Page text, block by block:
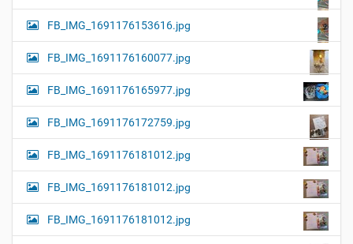
FB_IMG_1691176153616.jpg
FB_IMG_1691176160077.jpg
FB_IMG_1691176165977.jpg
FB_IMG_1691176172759.jpg
FB_IMG_1691176181012.jpg
FB_IMG_1691176181012.jpg
FB_IMG_1691176181012.jpg